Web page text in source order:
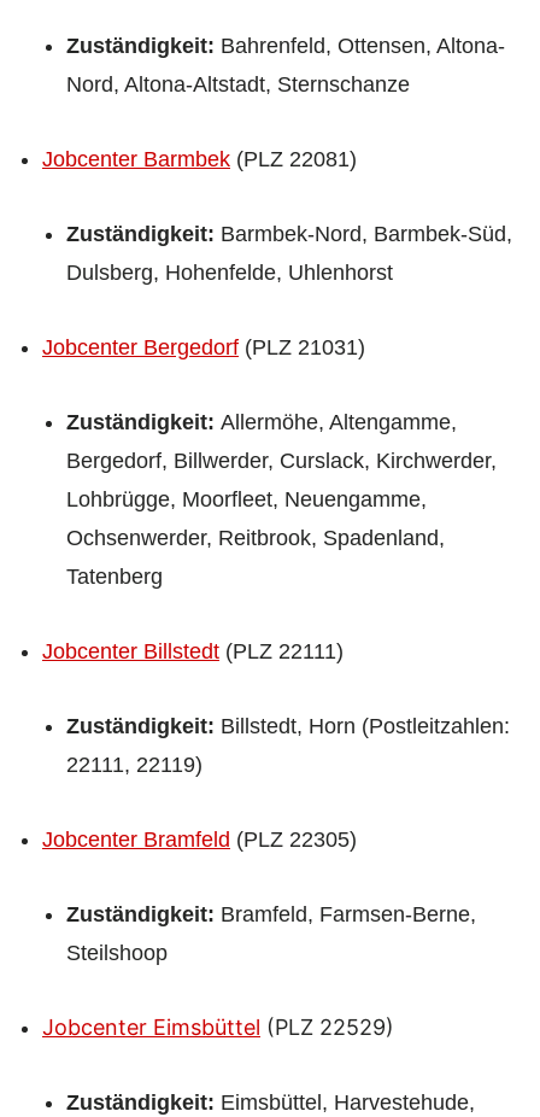
Zuständigkeit: Bahrenfeld, Ottensen, Altona-
Nord, Altona-Altstadt, Sternschanze
Jobcenter Barmbek (PLZ 22081)
Zuständigkeit: Barmbek-Nord, Barmbek-Süd,
Dulsberg, Hohenfelde, Uhlenhorst
Jobcenter Bergedorf (PLZ 21031)
Zuständigkeit: Allermöhe, Altengamme,
Bergedorf, Billwerder, Curslack, Kirchwerder,
Lohbrügge, Moorfleet, Neuengamme,
Ochsenwerder, Reitbrook, Spadenland,
Tatenberg
Jobcenter Billstedt (PLZ 22111)
Zuständigkeit: Billstedt, Horn (Postleitzahlen:
22111, 22119)
Jobcenter Bramfeld (PLZ 22305)
Zuständigkeit: Bramfeld, Farmsen-Berne,
Steilshoop
Jobcenter Eimsbüttel (PLZ 22529)
Zuständigkeit: Eimsbüttel, Harvestehude,